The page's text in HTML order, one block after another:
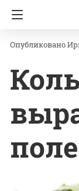
Главная Сад и